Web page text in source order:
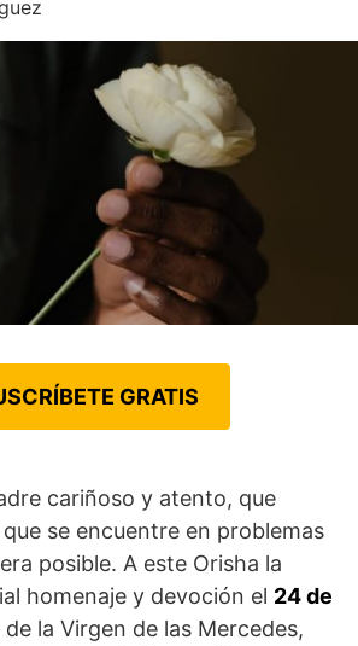
GRATIS
cariñoso y atento, que
se encuentre en problemas
posible. A este Orisha la
homenaje y devoción el 24 de
de la Virgen de las Mercedes,